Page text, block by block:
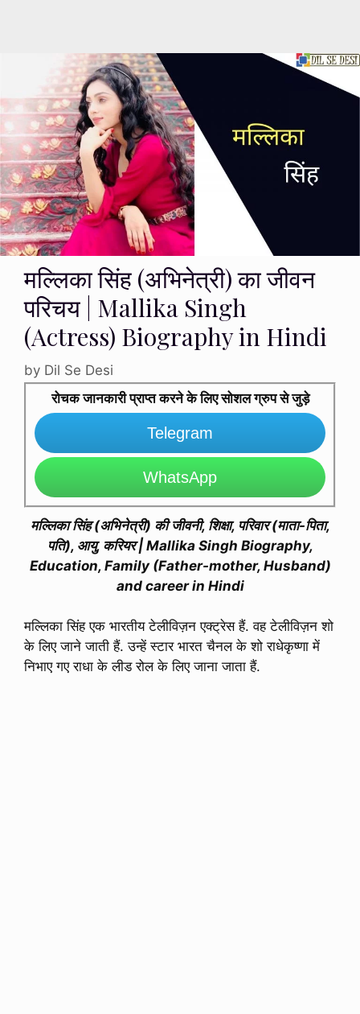
मल्लिका सिंह (अभिनेत्री) का जीवन
परिचय | Mallika Singh
(Actress) Biography in Hindi
by Dil Se Desi
रोचक जानकारी प्राप्त करने के लिए सोशल ग्रुप से जुड़े
Telegram
WhatsApp
मल्लिका सिंह (अभिनेत्री) की जीवनी, शिक्षा, परिवार (माता-पिता,
पति), आयु, करियर | Mallika Singh Biography,
Education, Family (Father-mother, Husband)
and career in Hindi
मल्लिका सिंह एक भारतीय टेलीविज़न एक्ट्रेस हैं. वह टेलीविज़न शो
के लिए जाने जाती हैं. उन्हें स्टार भारत चैनल के शो राधेकृष्णा में
निभाए गए राधा के लीड रोल के लिए जाना जाता हैं.